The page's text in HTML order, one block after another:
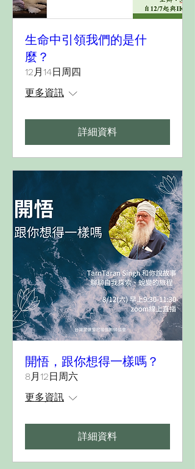
生命中引領我們的是什
麼？
12月14日周四
更多資訊
詳細資料
開悟，跟你想得一樣嗎？
8月12日周六
更多資訊
詳細資料